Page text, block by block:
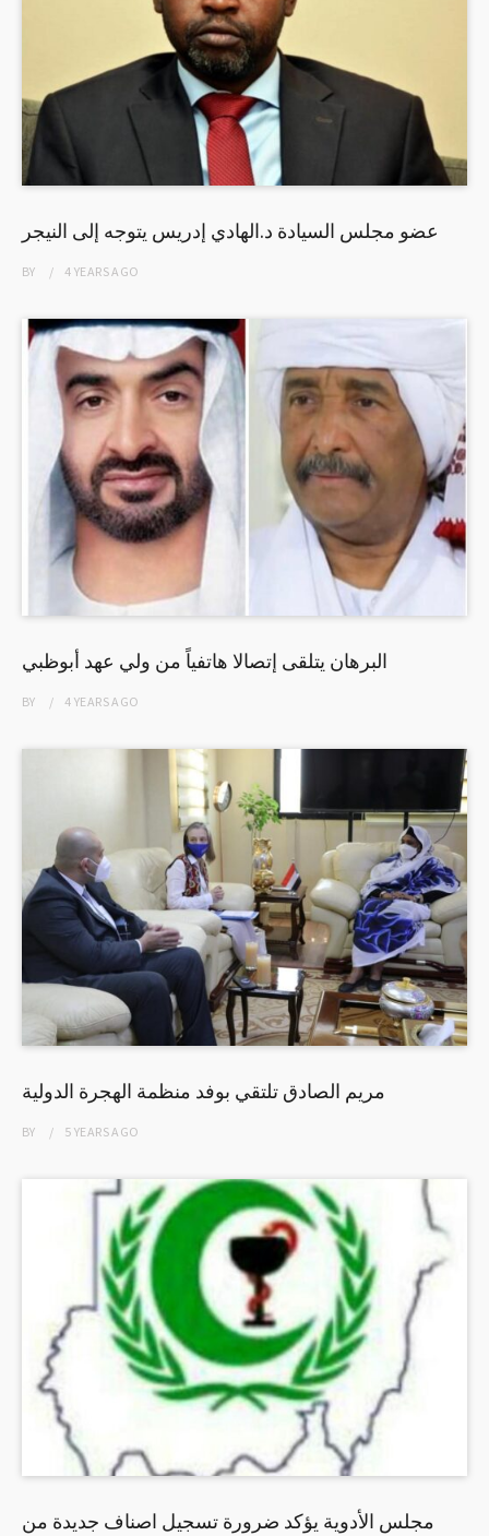
عضو مجلس السيادة د.الهادي إدريس يتوجه إلى النيجر
BY 4 YEARSAGO
البرهان يتلقى إتصالا هاتفياً من ولي عهد أبوظبي
BY 4 YEARSAGO
مريم الصادق تلتقي بوفد منظمة الهجرة الدولية
BY 5 YEARSAGO
مجلس الأدوية يؤكد ضرورة تسجيل اصناف جديدة من